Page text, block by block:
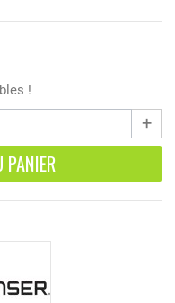
!
+
PANIER